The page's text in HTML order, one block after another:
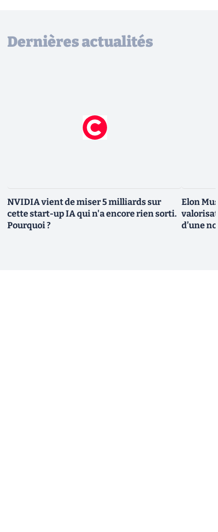
Dernières actualités
NVIDIA vient de miser 5 milliards sur
cette start-up IA qui n'a encore rien sorti.
Pourquoi ?
Elon
d’une